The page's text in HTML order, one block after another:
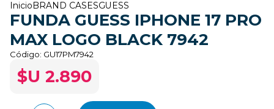
Inicio BRAND CASESGUESS
FUNDA GUESS IPHONE 17 PRO
MAX LOGO BLACK 7942
Código: GU17PM7942
$U 2.890